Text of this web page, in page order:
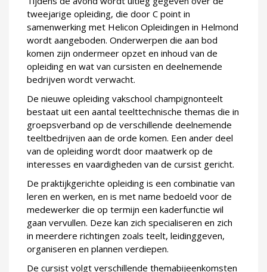
tweejarige opleiding, die door C point in
samenwerking met Helicon Opleidingen in Helmond
wordt aangeboden. Onderwerpen die aan bod
komen zijn ondermeer opzet en inhoud van de
opleiding en wat van cursisten en deelnemende
bedrijven wordt verwacht.
De nieuwe opleiding vakschool champignonteelt
bestaat uit een aantal teelttechnische themas die in
groepsverband op de verschillende deelnemende
teeltbedrijven aan de orde komen. Een ander deel
van de opleiding wordt door maatwerk op de
interesses en vaardigheden van de cursist gericht.
De praktijkgerichte opleiding is een combinatie van
leren en werken, en is met name bedoeld voor de
medewerker die op termijn een kaderfunctie wil
gaan vervullen. Deze kan zich specialiseren en zich
in meerdere richtingen zoals teelt, leidinggeven,
organiseren en plannen verdiepen.
De cursist volgt verschillende themabijeenkomsten